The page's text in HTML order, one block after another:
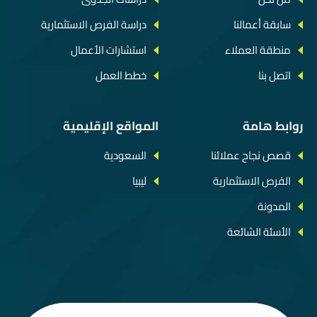
سابقة أعمالنا
منطقة العملاء
اتصل بنا
دراسة الفرص الاستثمارية
استشارات الأعمال
خطط العمل
روابط هامة
قصص نجاح عملائنا
الفرص الاستثمارية
المدونة
الأسئة الشائعة
المواقع الإقليمية
السعودية
ليبيا